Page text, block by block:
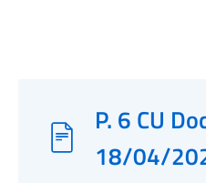
P. 6 CU
18/04/